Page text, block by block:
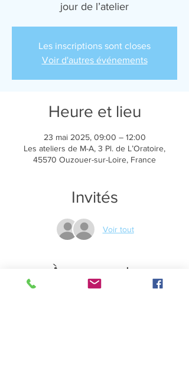
jour de l’atelier
Les inscriptions sont closes
Voir d'autres événements
Heure et lieu
23 mai 2025, 09:00 – 12:00
Les ateliers de M-A, 3 Pl. de L’Oratoire,
45570 Ouzouer-sur-Loire, France
Invités
Voir tout
À propos de
l'événement